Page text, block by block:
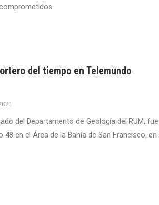
del tiempo en Telemundo
del Departamento de Geología del RUM, fue
en el Área de la Bahía de San Francisco, en